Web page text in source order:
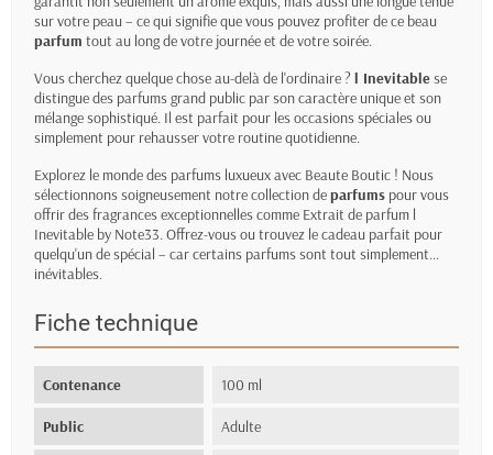
sur votre peau – ce qui signifie que vous pouvez profiter de ce beau
parfum tout au long de votre journée et de votre soirée.
Vous cherchez quelque chose au-delà de l'ordinaire ? l Inevitablese
distingue des parfums grand public par son caractère unique et son
mélange sophistiqué. Il est parfait pour les occasions spéciales ou
simplement pour rehausser votre routine quotidienne.
Explorez le monde des parfums luxueux avec Beaute Boutic ! Nous
sélectionnons soigneusement notre collection deparfums pour vous
offrir des fragrances exceptionnelles comme Extrait de parfum l
Inevitable by Note33. Offrez-vous ou trouvez le cadeau parfait pour
quelqu'un de spécial – car certains parfums sont tout simplement…
inévitables.
Fiche technique
Contenance 100 ml
Public Adulte